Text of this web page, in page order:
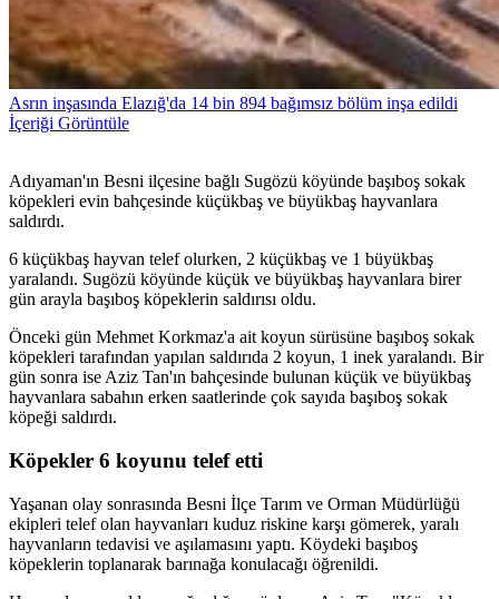
Asrın inşasında Elazığ'da 14 bin 894 bağımsız bölüm inşa edildi
İçeriği Görüntüle
Adıyaman'ın Besni ilçesine bağlı Sugözü köyünde başıboş sokak
köpekleri evin bahçesinde küçükbaş ve büyükbaş hayvanlara
saldırdı.
6 küçükbaş hayvan telef olurken, 2 küçükbaş ve 1 büyükbaş
yaralandı. Sugözü köyünde küçük ve büyükbaş hayvanlara birer
gün arayla başıboş köpeklerin saldırısı oldu.
Önceki gün Mehmet Korkmaz'a ait koyun sürüsüne başıboş sokak
köpekleri tarafından yapılan saldırıda 2 koyun, 1 inek yaralandı. Bir
gün sonra ise Aziz Tan'ın bahçesinde bulunan küçük ve büyükbaş
hayvanlara sabahın erken saatlerinde çok sayıda başıboş sokak
köpeği saldırdı.
Köpekler 6 koyunu telef etti
Yaşanan olay sonrasında Besni İlçe Tarım ve Orman Müdürlüğü
ekipleri telef olan hayvanları kuduz riskine karşı gömerek, yaralı
hayvanların tedavisi ve aşılamasını yaptı. Köydeki başıboş
köpeklerin toplanarak barınağa konulacağı öğrenildi.